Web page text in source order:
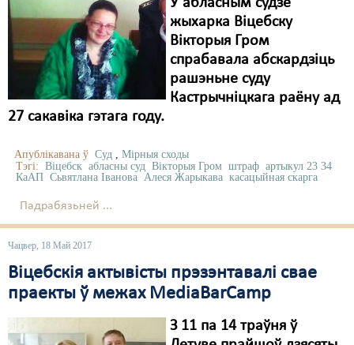
У абласным судзе
жыхарка Віцебску
Вікторыя Гром
спрабавала абскардзіць
рашэньне суду
Кастрычніцкага раёну ад
27 сакавіка гэтага году.
Апублікавана ў Суд , Мірныя сходы
Тэгі: Віцебск абласны суд Вікторыя Гром штраф артыкул 23 34
КаАП Сьвятлана Іванова Алеся Жарыкава касацыйная скарга
Падрабязьней ...
Чацвер, 18 Май 2017
Віцебскія актывісты прэзэнтавалі свае
праекты ў межах MediaBarCamp
З 11 па 14 траўня ў
Распальваньне варожасьці
Рознае
Свабода слова
Свабода сумленьня
Сьмяротнае пакараньне
Экалёгія
Правы працоўных
Сацыяльныя правы